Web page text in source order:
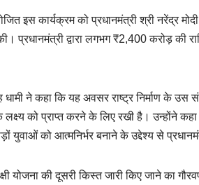
इस कार्यक्रम को प्रधानमंत्री श्री नरेंद्र
की। प्रधानमंत्री द्वारा लगभग ₹2,400 करोड़
ने कहा कि यह अवसर राष्ट्र निर्माण के उस
को प्राप्त करने के लिए रखी है। उन्होंने
को आत्मनिर्भर बनाने के उद्देश्य से
योजना की दूसरी किस्त जारी किए जाने का